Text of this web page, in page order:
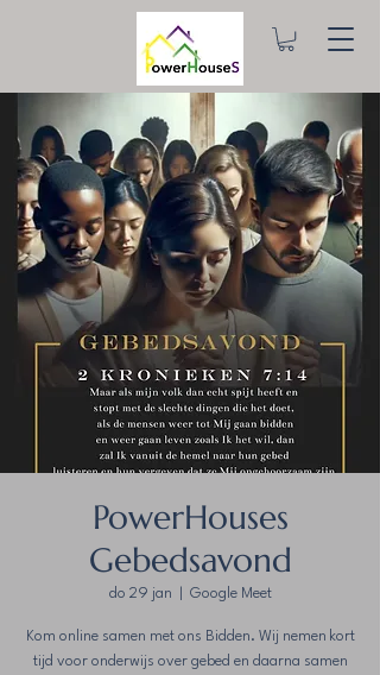
PowerHouses
Gebedsavond
do 29 jan Google Meet
Kom online samen met ons Bidden. Wij nemen kort
tijd voor onderwijs over gebed en daarna samen